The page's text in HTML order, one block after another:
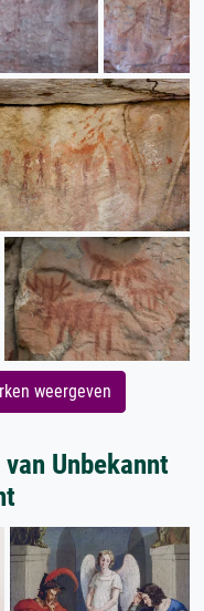
weergeven
Unbekannt